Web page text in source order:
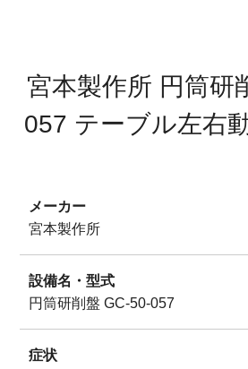
宮本製作所 円筒研
057 テーブル左右
メーカー
宮本製作所
設備名・型式
円筒研削盤 GC-50-057
症状